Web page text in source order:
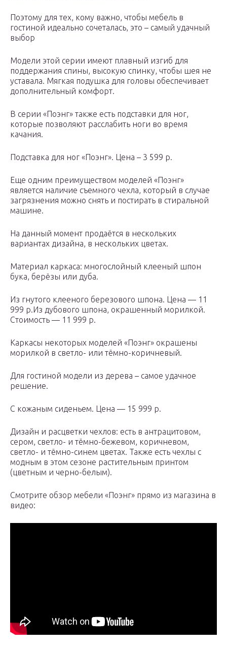
Поэтому для тех, кому важно, чтобы мебель в
гостиной идеально сочеталась, это – самый удачный
выбор
Модели этой серии имеют плавный изгиб для
поддержания спины, высокую спинку, чтобы шея не
уставала. Мягкая подушка для головы обеспечивает
дополнительный комфорт.
В серии «Поэнг» также есть подставки для ног,
которые позволяют расслабить ноги во время
качания.
Подставка для ног «Поэнг». Цена – 3 599 р.
Еще одним преимуществом моделей «Поэнг»
является наличие съемного чехла, который в случае
загрязнения можно снять и постирать в стиральной
машине.
На данный момент продаётся в нескольких
вариантах дизайна, в нескольких цветах.
Материал каркаса: многослойный клееный шпон
бука, берёзы или дуба.
Из гнутого клееного березового шпона. Цена — 11
999 р.Из дубового шпона, окрашенный морилкой.
Стоимость — 11 999 р.
Каркасы некоторых моделей «Поэнг» окрашены
морилкой в светло- или тёмно-коричневый.
Для гостиной модели из дерева – самое удачное
решение.
С кожаным сиденьем. Цена — 15 999 р.
Дизайн и расцветки чехлов: есть в антрацитовом,
сером, светло- и тёмно-бежевом, коричневом,
светло- и тёмно-синем цветах. Также есть чехлы с
модным в этом сезоне растительным принтом
(цветным и черно-белым).
Смотрите обзор мебели «Поэнг» прямо из магазина в
видео: